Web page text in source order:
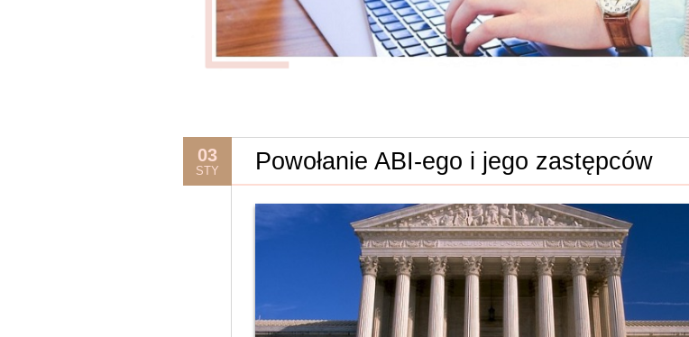
03
STY Powołanie ABI-ego i jego zastępców